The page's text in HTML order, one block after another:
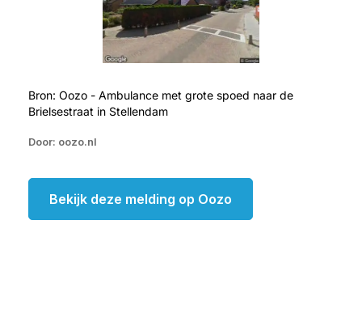
Bron: Oozo - Ambulance met grote spoed naar de
Brielsestraat in Stellendam
Door: oozo.nl
Bekijk deze melding op Oozo